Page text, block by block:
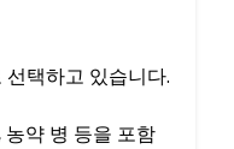
택하고 있습니다.
약 병 등을 포함